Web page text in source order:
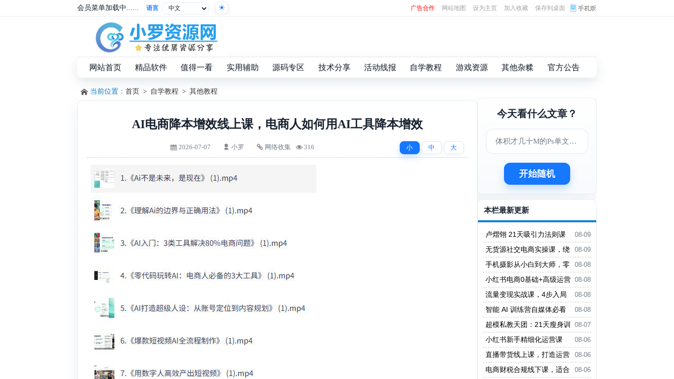
会员菜单加载中...... 语言 广告合作 网站地图 设为主页 加入收藏 保存到桌面
网站首页 精品软件 值得一看 实用辅助 源码专区 技术分享 活动线报 自学教程 游戏资源 其他杂糅 官方公告
当前位置： 首页 > 自学教程 > 其他教程
AI电商降本增效线上课，电商人如何用AI工具降本增效
小 中 大
2026-07-07 小罗 网络收集 316
今天看什么文章？
体积才几十M的Ps单文件版
开始随机
本栏最新更新
08-09
卢熠翎 21天吸引力法则课
程
08-09
无货源社交电商实操课，绕
开传统互联网电商模式，撒豆成
兵，实现跨平台交易
08-08
手机摄影从小白到大师，零
基础带你学习手机摄影，拍出朋友
圈点赞大片
08-08
小红书电商0基础+高级运营
课，新人小白必学方法，实操教学
+案例分析
08-08
流量变现实战课，4步入局
系统教学，实现时间价值10倍提
升
08-08
智能 AI 训练营自媒体必看
课程
08-07
超模私教天团：21天瘦身训
练营（完结）
08-06
小红书新手精细化运营课
程，每天抽空操作三小时，零基础
小白轻松上手
08-06
直播带货线上课，打造运营
型主播，起号、话术、运营，直播
08-06
电商财税合规线下课，适合